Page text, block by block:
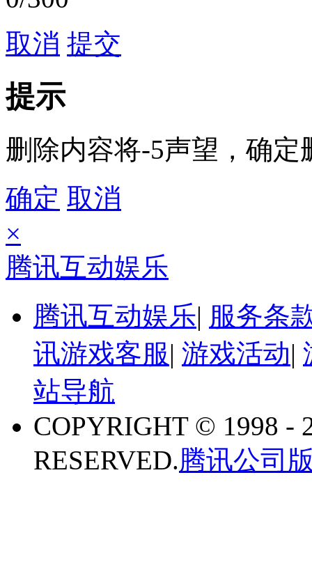
取消 提交
提示
删除内容将-5声望，确定
确定 取消
×
腾讯互动娱乐
腾讯互动娱乐| 服务条
讯游戏客服| 游戏活动|
站导航
COPYRIGHT © 1998 -
RESERVED.腾讯公司